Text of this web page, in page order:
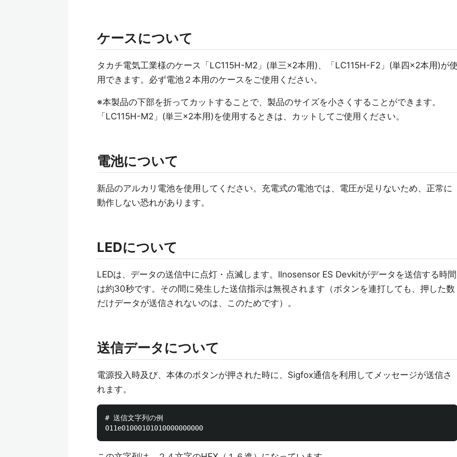
ケースについて
タカチ電気工業様のケース「LC115H-M2」(単三×2本用)、「LC115H-F2」(単四×2本用)が
用できます。必ず電池２本用のケースをご使用ください。
※本製品の下部を折ってカットすることで、製品のサイズを小さくすることができます。
「LC115H-M2」(単三×2本用)を使用するときは、カットしてご使用ください。
電池について
新品のアルカリ電池を使用してください。充電式の電池では、電圧が足りないため、正常に
動作しない恐れがあります。
LEDについて
LEDは、データの送信中に点灯・点滅します。IInosensor ES Devkitがデータを送信する時間
は約30秒です。その間に発生した送信指示は無視されます（ボタンを連打しても、押した数
だけデータが送信されないのは、このためです）。
送信データについて
電源投入時及び、本体のボタンが押された時に、Sigfox通信を利用してメッセージが送信さ
れます。
# 送信文字列の例